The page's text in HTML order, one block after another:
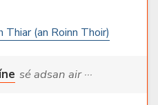
Thiar (an Roinn Thoir)
sé adsan air ···